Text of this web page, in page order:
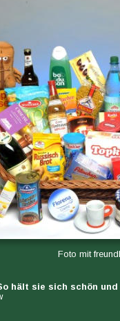
hält sie sich schön
Foto mit